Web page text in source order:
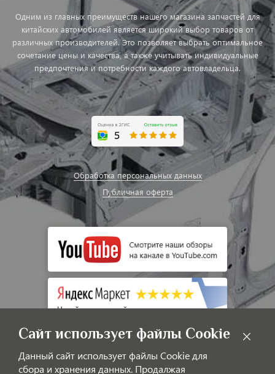
Одним из главных преимуществ нашего магазина запчастей для
китайских автомобилей является широкий выбор товаров от
различных производителей. Это позволяет выбрать оптимальное
сочетание цены и качества, а также учитывать индивидуальные
предпочтения и потребности каждого автовладельца.
Обработка персональных данных
Публичная оферта
Сайт использует файлы Cookie
Данный сайт использует файлы Cookie для
сбора и хранения данных. Продалжая